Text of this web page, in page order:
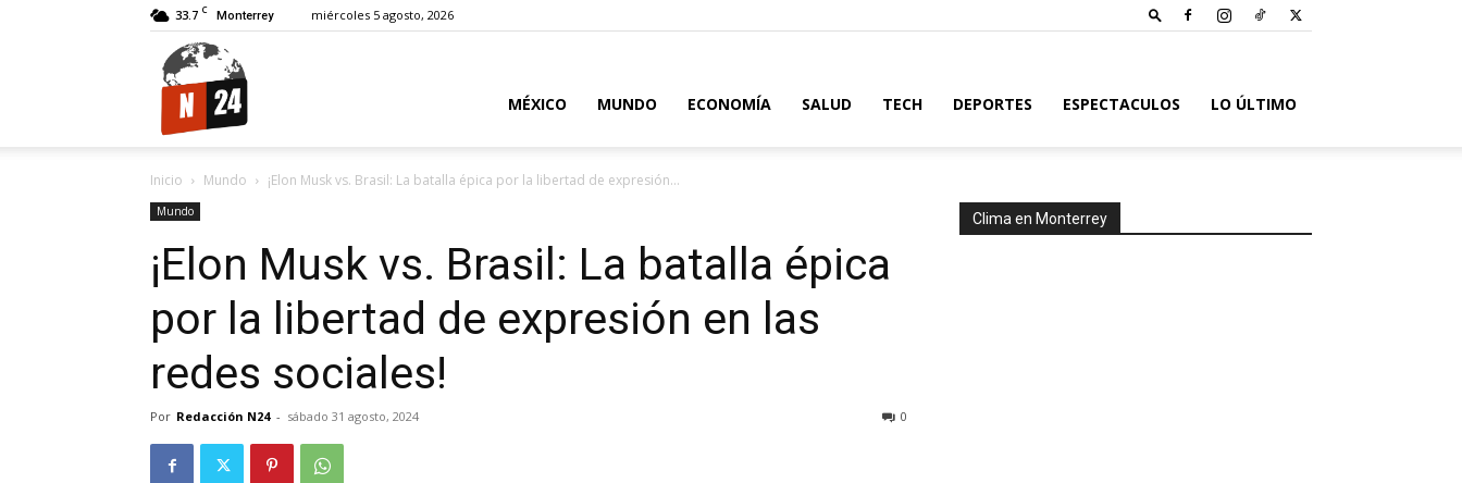
33.7 C Monterrey miércoles 5 agosto, 2026
MÉXICO MUNDO ECONOMÍA SALUD TECH DEPORTES ESPECTACULOS LO ÚLTIMO
Inicio Mundo ¡Elon Musk vs. Brasil: La batalla épica por la libertad de expresión...
Mundo
¡Elon Musk vs. Brasil: La batalla épica
por la libertad de expresión en las
redes sociales!
Por Redacción N24 - sábado 31 agosto, 2024 0
Clima en Monterrey